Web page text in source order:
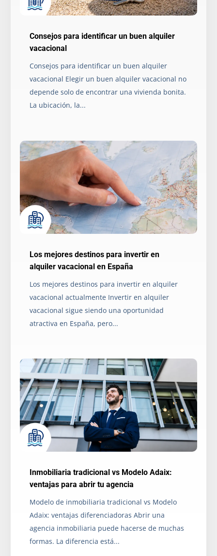
Consejos para identificar un buen alquiler
vacacional
Consejos para identificar un buen alquiler
vacacional Elegir un buen alquiler vacacional no
depende solo de encontrar una vivienda bonita.
La ubicación, la...
Los mejores destinos para invertir en
alquiler vacacional en España
Los mejores destinos para invertir en alquiler
vacacional actualmente Invertir en alquiler
vacacional sigue siendo una oportunidad
atractiva en España, pero...
Inmobiliaria tradicional vs Modelo Adaix:
ventajas para abrir tu agencia
Modelo de inmobiliaria tradicional vs Modelo
Adaix: ventajas diferenciadoras Abrir una
agencia inmobiliaria puede hacerse de muchas
formas. La diferencia está...